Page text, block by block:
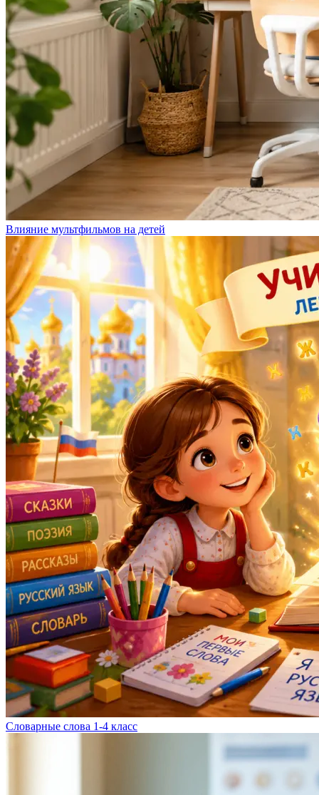
Влияние мультфильмов на детей
Словарные слова 1-4 класс